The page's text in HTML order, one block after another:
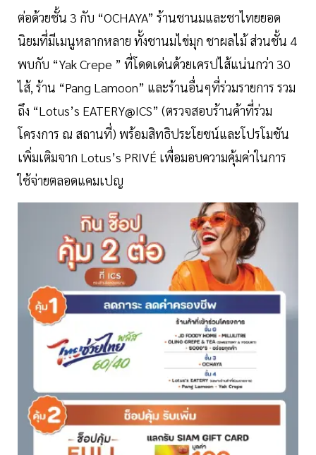
ต่อด้วยชั้น 3 กับ “OCHAYA” ร้านชานมและชาไทยยอด
นิยมที่มีเมนูหลากหลาย ทั้งชานมไข่มุก ชาผลไม้ ส่วนชั้น 4
พบกับ “Yak Crepe ” ที่โดดเด่นด้วยเครปไส้แน่นกว่า 30
ไส้, ร้าน “Pang Lamoon” และร้านอื่นๆที่ร่วมรายการ รวม
ถึง “Lotus’s EATERY@ICS” (ตรวจสอบร้านค้าที่ร่วม
โครงการ ณ สถานที่) พร้อมสิทธิประโยชน์และโปรโมชัน
เพิ่มเติมจาก Lotus’s PRIVÉ เพื่อมอบความคุ้มค่าในการ
ใช้จ่ายตลอดแคมเปญ